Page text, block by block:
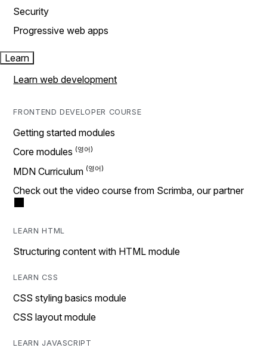
Security
Progressive web apps
Learn
Learn web development
FRONTEND DEVELOPER COURSE
Getting started modules
Core modules
MDN Curriculum
Check out the video course from Scrimba, our partner
LEARN HTML
Structuring content with HTML module
LEARN CSS
CSS styling basics module
CSS layout module
LEARN JAVASCRIPT